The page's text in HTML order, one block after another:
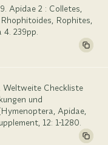
Apidae 2 : Colletes,
Rophites,
4. 239pp.
Weltweite Checkliste
und
Apidae,
12: 1-1280.